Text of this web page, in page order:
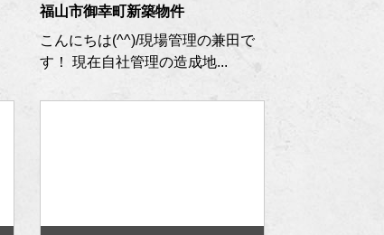
福山市御幸町新築物件
こんにちは(^^)/現場管理の兼田で
す！ 現在自社管理の造成地...